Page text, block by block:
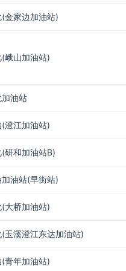
金家边加油站)
峨山加油站)
油站
澄江加油站)
研和加油站B)
油站(早街站)
大桥加油站)
玉溪澄江东达加油站)
青年加油站)